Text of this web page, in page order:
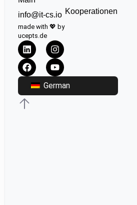
info@it-cs.io
made with 💖 by
ucepts.de
German
Kooperationen